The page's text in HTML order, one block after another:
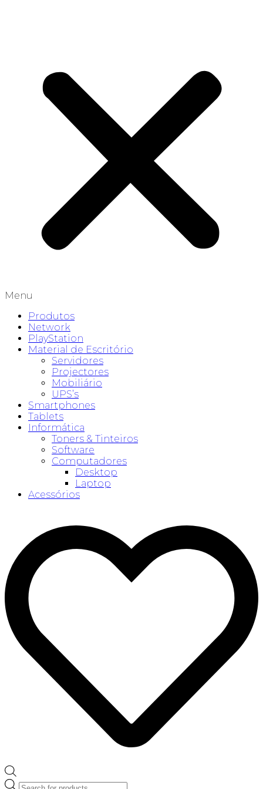
Menu
Produtos
Network
PlayStation
Material de Escritório
Servidores
Projectores
Mobiliário
UPS’s
Smartphones
Tablets
Informática
Toners & Tinteiros
Software
Computadores
Desktop
Laptop
Acessórios
Products